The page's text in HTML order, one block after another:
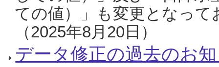
ての値）」も変更となっ
（2025年8月20日）
データ修正の過去のお